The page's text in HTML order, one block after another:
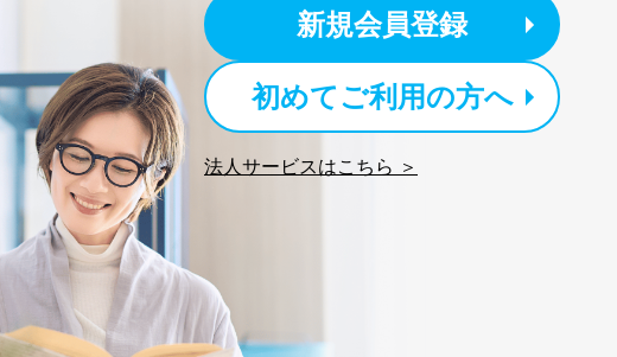
株式会社富士山マガジンサービス
代表取締役会長 西野 伸一郎
個人情報保護管理者: 経営管理グループ
２．利用目的
当社が取り扱う開示対象個人情報の利
当社の定期購読サービス等をご利用
新規会員登録
初めてご利用の方へ
法人サービスはこちら ＞